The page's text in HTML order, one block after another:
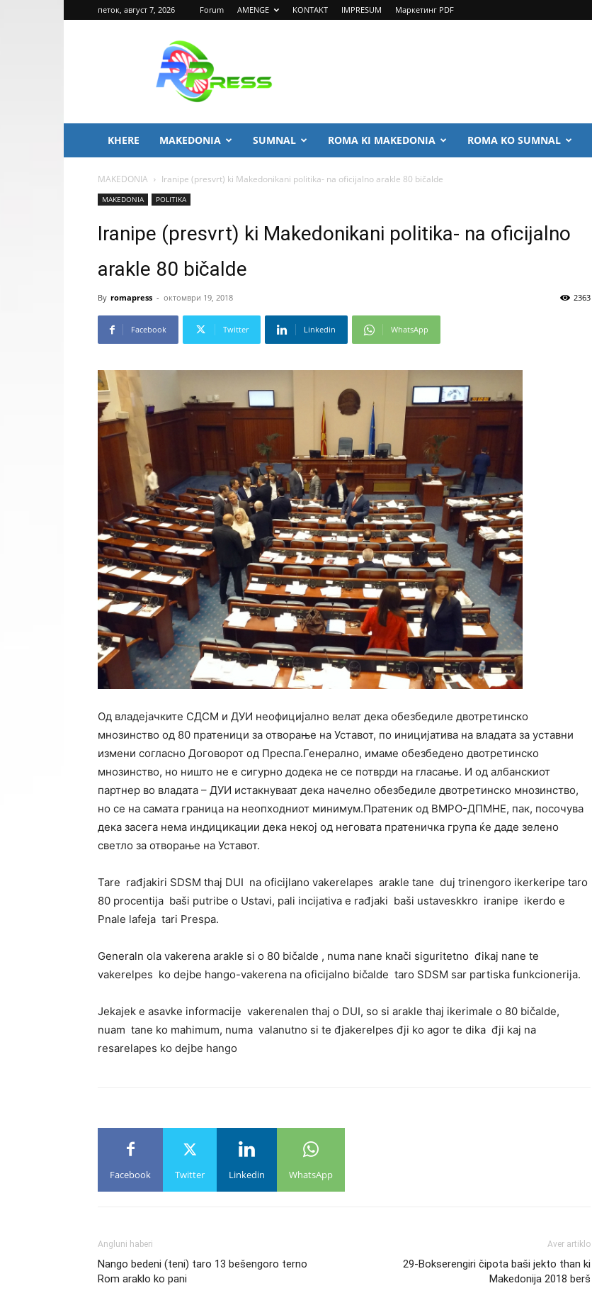
петок, август 7, 2026 Forum AMENGE KONTAKT IMPRESUM Маркетинг PDF
PRESS
KHERE MAKEDONIA SUMNAL ROMA KI MAKEDONIA ROMA KO SUMNAL
MAKEDONIA Iranipe (presvrt) ki Makedonikani politika- na oficijalno arakle 80 bičalde
MAKEDONIA POLITIKA
Iranipe (presvrt) ki Makedonikani politika- na oficijalno
arakle 80 bičalde
By romapress - октомври 19, 2018 2363
Facebook Twitter Linkedin WhatsApp
Од владејачките СДСМ и ДУИ неофицијално велат дека обезбедиле двотретинско
мнозинство од 80 пратеници за отворање на Уставот, по иницијатива на владата за уставни
измени согласно Договорот од Преспа.Генерално, имаме обезбедено двотретинско
мнозинство, но ништо не е сигурно додека не се потврди на гласање. И од албанскиот
партнер во владата – ДУИ истакнуваат дека начелно обезбедиле двотретинско мнозинство,
но се на самата граница на неопходниот минимум.Пратеник од ВМРО-ДПМНЕ, пак, посочува
дека засега нема индицикации дека некој од неговата пратеничка група ќе даде зелено
светло за отворање на Уставот.
Tare rađjakiri SDSM thaj DUI na oficijlano vakerelapes arakle tane duj trinengoro ikerkeripe taro
80 procentija baši putribe o Ustavi, pali incijativa e rađjaki baši ustaveskkro iranipe ikerdo e
Pnale lafeja tari Prespa.
Generaln ola vakerena arakle si o 80 bičalde , numa nane knači siguritetno đikaj nane te
vakerelpes ko dejbe hango-vakerena na oficijalno bičalde taro SDSM sar partiska funkcionerija.
Jekajek e asavke informacije vakerenalen thaj o DUI, so si arakle thaj ikerimale o 80 bičalde,
nuam tane ko mahimum, numa valanutno si te đjakerelpes đji ko agor te dika đji kaj na
resarelapes ko dejbe hango
Facebook Twitter Linkedin WhatsApp
Angluni haberi
Nango bedeni (teni) taro 13 bešengoro terno
Rom araklo ko pani
Aver artiklo
29-Bokserengiri čipota baši jekto than ki
Makedonija 2018 berš